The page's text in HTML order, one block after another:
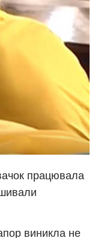
працювала
виникла не